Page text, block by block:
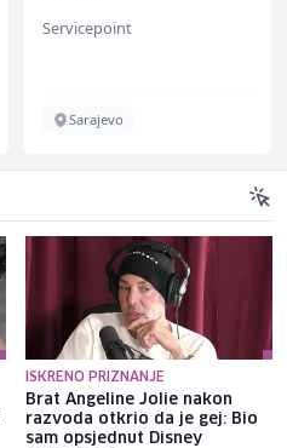
Servicepoint
Sarajevo
ISKRENO PRIZNANJE
Brat Angeline Jolie nakon
razvoda otkrio da je gej: Bio
sam opsjednut Disney